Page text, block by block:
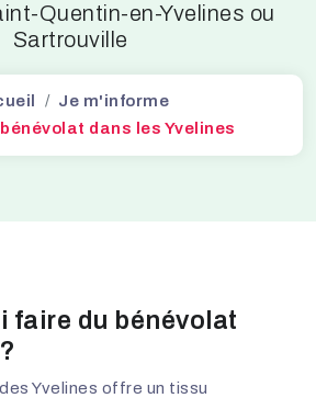
Quentin-en-Yvelines ou
Sartrouville
Je m'informe
dans les Yvelines
faire du bénévolat
Yvelines offre un tissu